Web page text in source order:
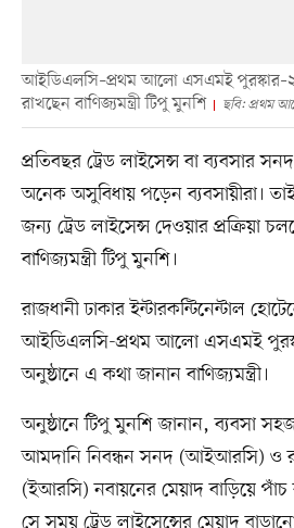
আইডিএলসি–প্রথম আলো এসএমই
রাখছেন বাণিজ্যমন্ত্রী টিপু মুনশি
ছবি: প্রথম
প্রতিবছর ট্রেড লাইসেন্স বা ব্যবসার
অনেক অসুবিধায় পড়েন ব্যবসায়ীরা।
জন্য ট্রেড লাইসেন্স দেওয়ার প্রক্রিয়া
বাণিজ্যমন্ত্রী টিপু মুনশি।
রাজধানী ঢাকার ইন্টারকন্টিনেন্টাল
আইডিএলসি-প্রথম আলো এসএমই
অনুষ্ঠানে এ কথা জানান বাণিজ্যমন্ত্রী।
অনুষ্ঠানে টিপু মুনশি জানান, ব্যবসা
আমদানি নিবন্ধন সনদ (আইআরসি) ও
(ইআরসি) নবায়নের মেয়াদ বাড়িয়ে পাঁচ